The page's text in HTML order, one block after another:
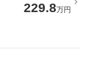
229.8万円